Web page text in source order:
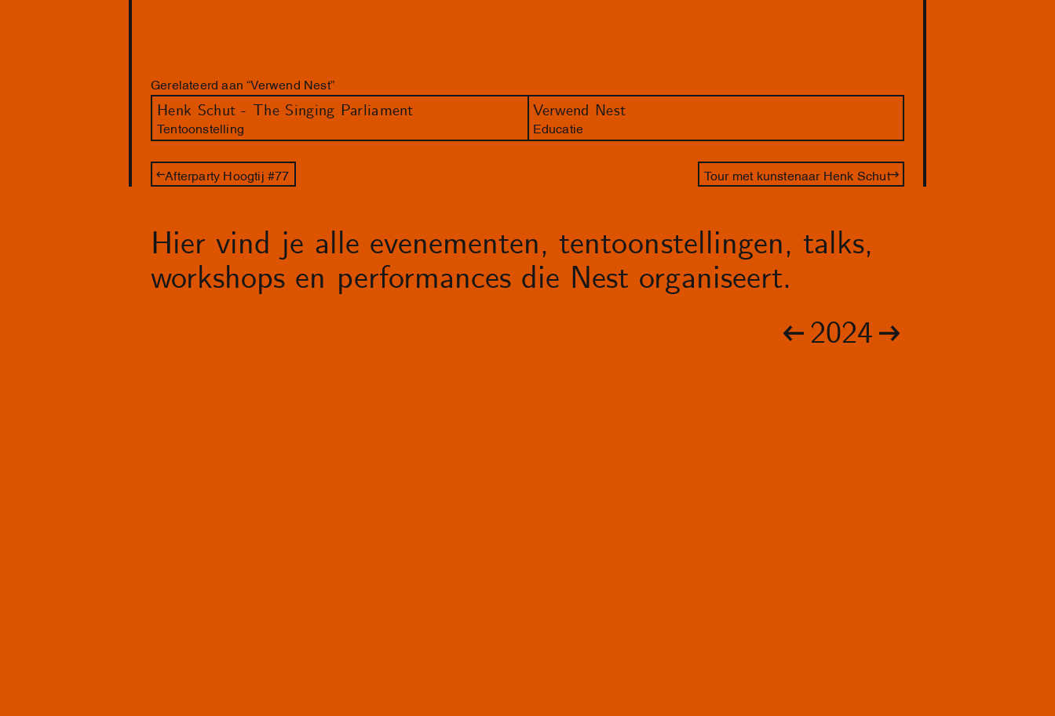
Gerelateerd aan “Verwend Nest”
Henk Schut - The Singing Parliament
Tentoonstelling
Verwend Nest
Educatie
Afterparty Hoogtij #77 Tour met kunstenaar Henk Schut
Hier vind je alle evenementen, tentoonstellingen, talks,
workshops en performances die Nest organiseert.
2024